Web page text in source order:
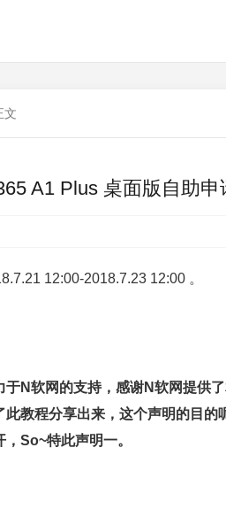
文
A1 Plus 桌面版自助申
12:00-2018.7.23 12:00 。
于N软网的支持，感谢N软网提供
此教程分享出来，这个声明的目
So~特此声明一。